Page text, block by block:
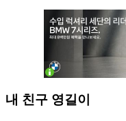
내 친구 영길이